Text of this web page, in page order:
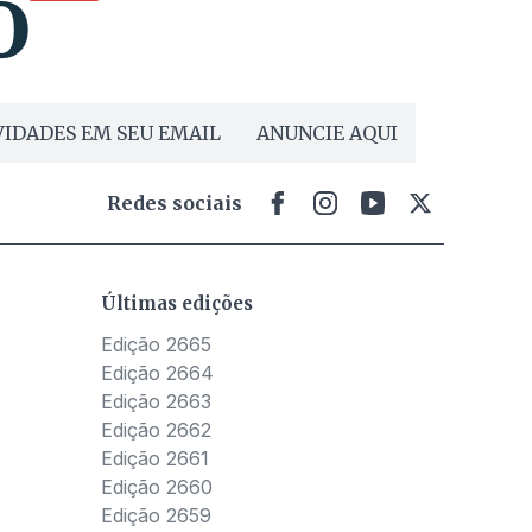
EM SEU EMAIL ANUNCIE AQUI
Redes sociais
Últimas edições
Edição 2665
Edição 2664
Edição 2663
Edição 2662
Edição 2661
Edição 2660
Edição 2659